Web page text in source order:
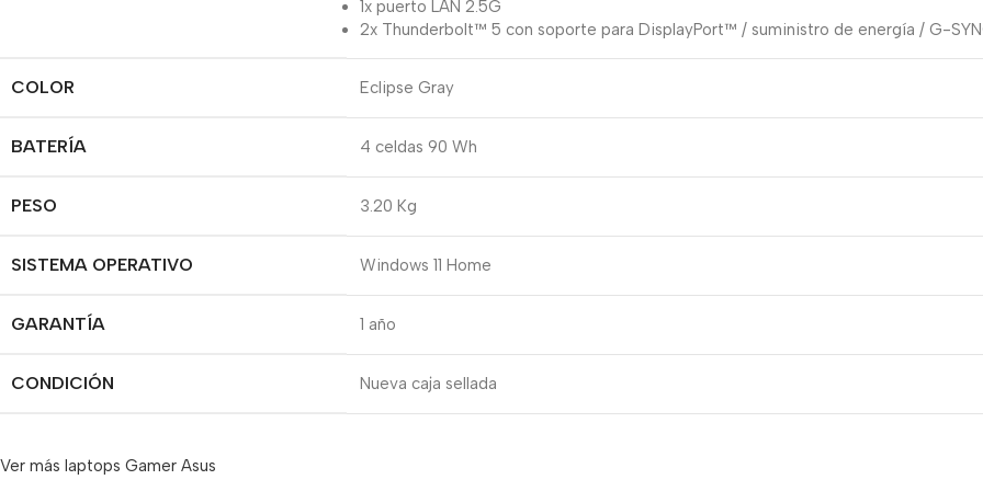
1x puerto LAN 2.5G
2x Thunderbolt™ 5 con soporte para DisplayPort™ / suministro de energía / G-
COLOR Eclipse Gray
BATERÍA 4 celdas 90 Wh
PESO 3.20 Kg
SISTEMA OPERATIVO Windows 11 Home
GARANTÍA 1 año
CONDICIÓN Nueva caja sellada
Ver más laptops Gamer Asus